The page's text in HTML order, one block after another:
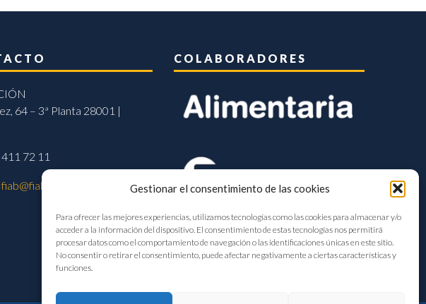
Gestionar el consentimiento de las cookies
Para ofrecer las mejores experiencias, utilizamos tecnologías como las cookies para almacenar y/o
acceder a la información del dispositivo. El consentimiento de estas tecnologías nos permitirá
procesar datos como el comportamiento de navegación o las identificaciones únicas en este sitio.
No consentir o retirar el consentimiento, puede afectar negativamente a ciertas características y
funciones.
64 – 3ª Planta 28001 |
72 11
fiab@fiab.es
COLABORADORES